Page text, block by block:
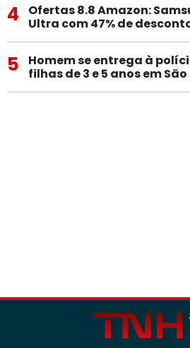
4
Ofertas 8.8 Amazon:
Ultra com 47% de
5
Homem se entrega à
filhas de 3 e 5 anos em